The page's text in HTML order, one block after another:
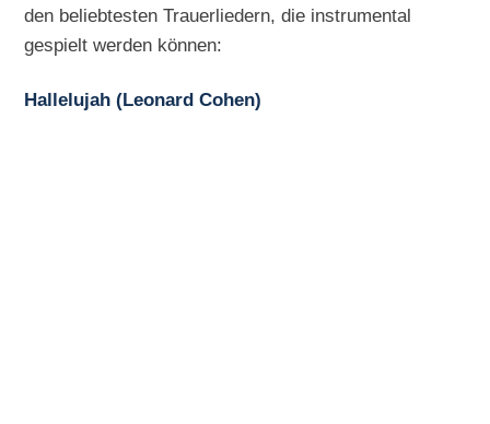
den beliebtesten Trauerliedern, die instrumental
gespielt werden können:
Hallelujah (Leonard Cohen)